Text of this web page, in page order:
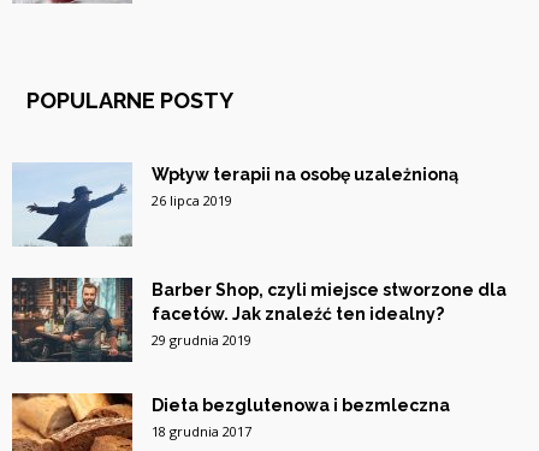
POPULARNE POSTY
Wpływ terapii na osobę uzależnioną
26 lipca 2019
Barber Shop, czyli miejsce stworzone dla
facetów. Jak znaleźć ten idealny?
29 grudnia 2019
Dieta bezglutenowa i bezmleczna
18 grudnia 2017